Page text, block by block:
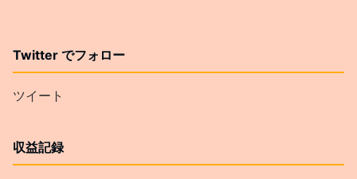
Twitter でフォロー
ツイート
収益記録